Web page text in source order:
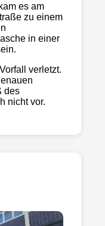
es am
zu einem
in einer
verletzt.
des
nicht vor.